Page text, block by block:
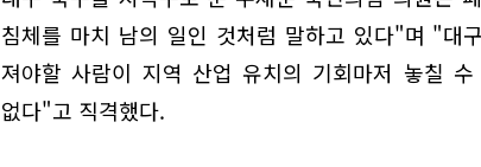
침체를 마치 남의 일인 것처럼 말하고 있다"며 "대
져야할 사람이 지역 산업 유치의 기회마저 놓칠
없다"고 직격했다.